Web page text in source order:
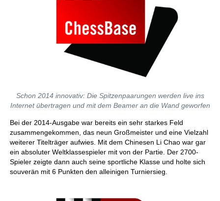
Schon 2014 innovativ: Die Spitzenpaarungen werden live ins
Internet übertragen und mit dem Beamer an die Wand geworfen
Bei der 2014-Ausgabe war bereits ein sehr starkes Feld
zusammengekommen, das neun Großmeister und eine Vielzahl
weiterer Titelträger aufwies. Mit dem Chinesen Li Chao war gar
ein absoluter Weltklassespieler mit von der Partie. Der 2700-
Spieler zeigte dann auch seine sportliche Klasse und holte sich
souverän mit 6 Punkten den alleinigen Turniersieg.